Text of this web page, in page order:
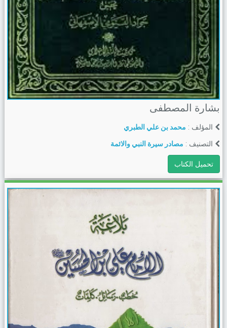
بشارة المصطفى
المؤلف : محمد بن علي الطبري
التصنيف : مصادر سيرة النبي والائمة
تحميل الكتاب